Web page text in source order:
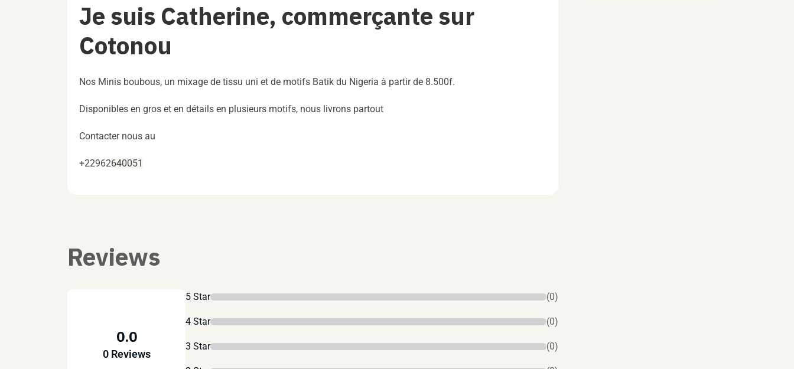
Je suis Catherine, commerçante sur
Cotonou
Nos Minis boubous, un mixage de tissu uni et de motifs Batik du Nigeria à partir de 8.500f.
Disponibles en gros et en détails en plusieurs motifs, nous livrons partout
Contacter nous au
+22962640051
Reviews
0.0
0 Reviews
5 Star (0)
4 Star (0)
3 Star (0)